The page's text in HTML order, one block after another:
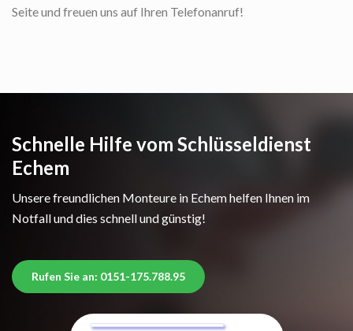
Seite und freuen uns auf Ihren Telefonanruf!
Schnelle Hilfe vom Schlüsseldienst
Echem
Unsere freundlichen Monteure in Echem helfen Ihnen im
Notfall und dies schnell und günstig!
Rufen Sie an: 0151-175.788.95